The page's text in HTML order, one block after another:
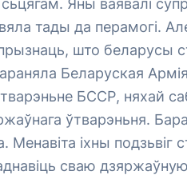
Яны ваявалі
тады да перамогі.
што беларусы
Беларуская
БССР, няхай
ўтварэньня.
Менавіта іхны
сваю